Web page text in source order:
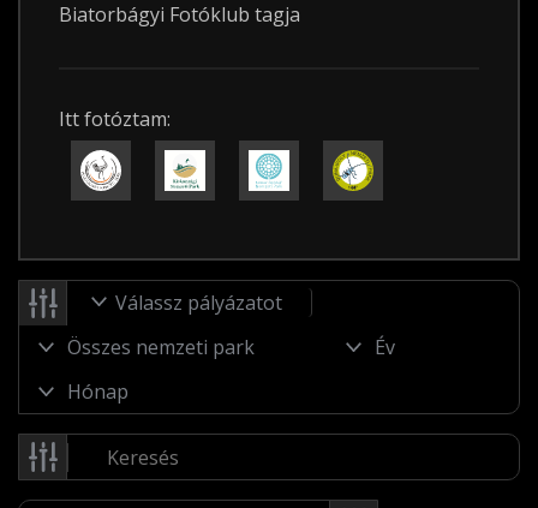
Biatorbágyi Fotóklub tagja
Itt fotóztam:
Válassz pályázatot